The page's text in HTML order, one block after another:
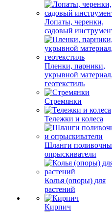
Лопаты, черенки,
садовый
Пленки, парники,
укрывной материал,
геотекстиль
Стремянки
Тележки и колеса
Шланги
опрыскиватели
Колья (опоры) для
растений
Кирпич